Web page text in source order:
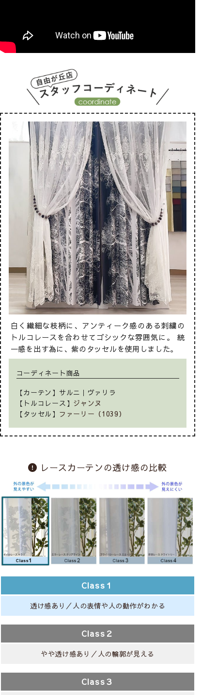
白く繊細な枝柄に、アンティーク感のある刺繍の
トルコレースを合わせてゴシックな雰囲気に。 統
一感を出す為に、紫のタッセルを使用しました。
コーディネート商品
【カーテン】サルニ｜ヴァリラ
【トルコレース】 ジャンヌ
【タッセル】 ファーリー（1039）
レースカーテンの透け感の比較
Class１
透け感あり／人の表情や人の動作がわかる
Class２
やや透け感あり／人の輪郭が見える
Class３